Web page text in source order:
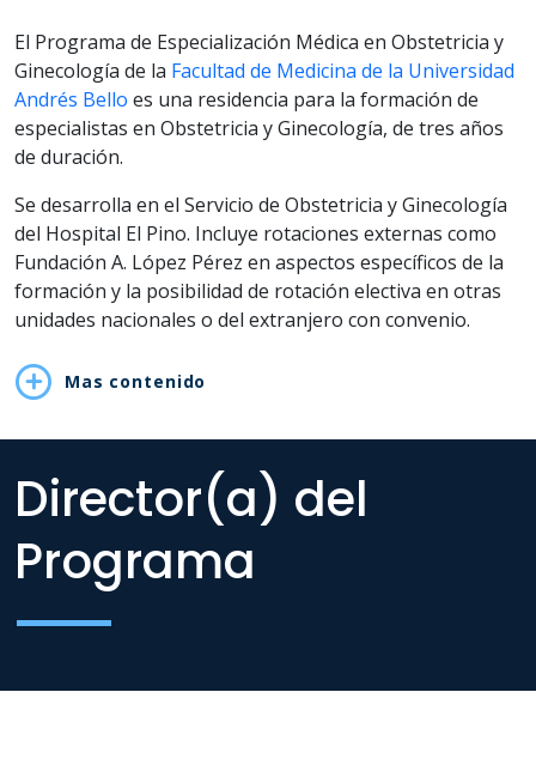
El Programa de Especialización Médica en Obstetricia y
Ginecología de la Facultad de Medicina de la Universidad
Andrés Bello es una residencia para la formación de
especialistas en Obstetricia y Ginecología, de tres años
de duración.
Se desarrolla en el Servicio de Obstetricia y Ginecología
del Hospital El Pino. Incluye rotaciones externas como
Fundación A. López Pérez en aspectos específicos de la
formación y la posibilidad de rotación electiva en otras
unidades nacionales o del extranjero con convenio.
Mas contenido
Director(a) del
Programa